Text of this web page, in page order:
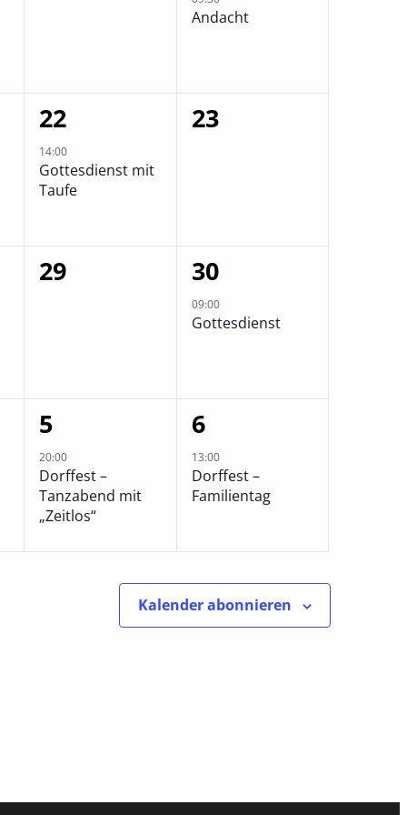
Andacht
1
Veranstaltung,
22
14:00
Gottesdienst mit
Taufe
0
23
0
Veranstaltungen,
29
1
Veranstaltung,
30
09:00
Gottesdienst
1
Veranstaltung,
5
20:00
Dorffest –
Tanzabend mit
„Zeitlos“
1
Veranstaltung,
6
13:00
Dorffest –
Familientag
Kalender abonnieren